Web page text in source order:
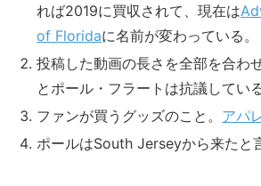
れば2019に買収されて、現在は
of Floridaに名前が変わっている。
投稿した動画の長さを全部を合わ
とポール・フラートは抗議している
ファンが買うグッズのこと。 アパ
ポールはSouth Jerseyから来たと